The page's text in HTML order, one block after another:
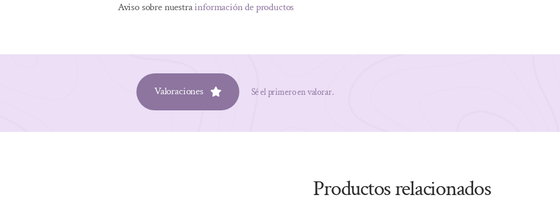
Aviso sobre nuestrainformación de productos
Valoraciones Sé el primero en valorar.
Productos relacionados